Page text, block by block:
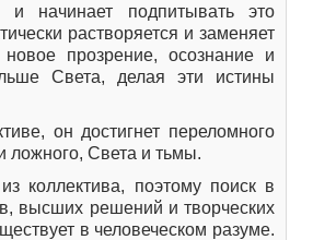
начинает подпитывать это
растворяется и заменяет
прозрение, осознание и
Света, делая эти истины
он достигнет переломного
ложного, Света и тьмы.
коллектива, поэтому поиск в
высших решений и творческих
в человеческом разуме.